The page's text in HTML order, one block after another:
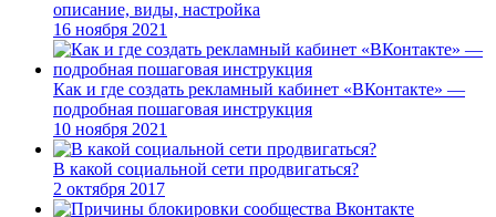
описание, виды, настройка
16 ноября 2021
Как и где создать рекламный кабинет «ВКонтакте» —
подробная пошаговая инструкция
10 ноября 2021
В какой социальной сети продвигаться?
2 октября 2017